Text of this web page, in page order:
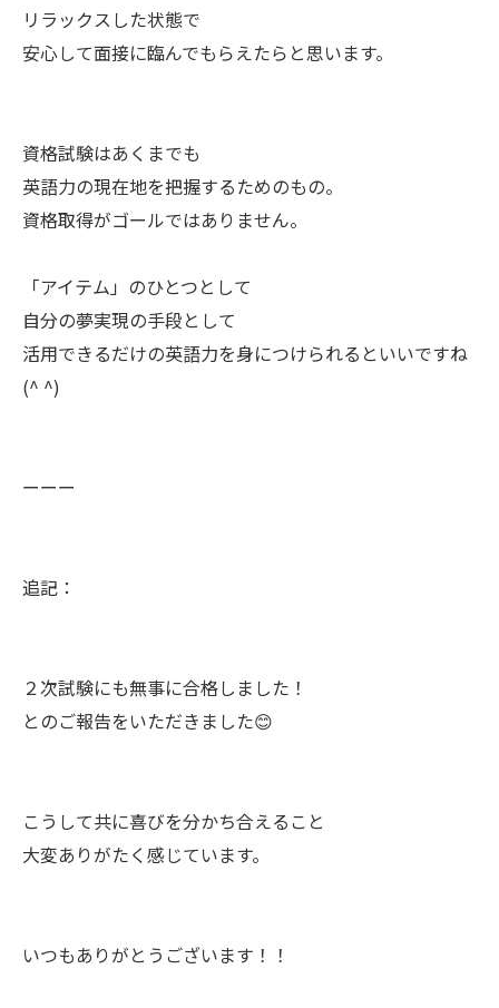
リラックスした状態で
安心して面接に臨んでもらえたらと思います。
資格試験はあくまでも
英語力の現在地を把握するためのもの。
資格取得がゴールではありません。
「アイテム」のひとつとして
自分の夢実現の手段として
活用できるだけの英語力を身につけられるといいですね
(^ ^)
ーーー
追記：
２次試験にも無事に合格しました！
とのご報告をいただきました😊
こうして共に喜びを分かち合えること
大変ありがたく感じています。
いつもありがとうございます！！